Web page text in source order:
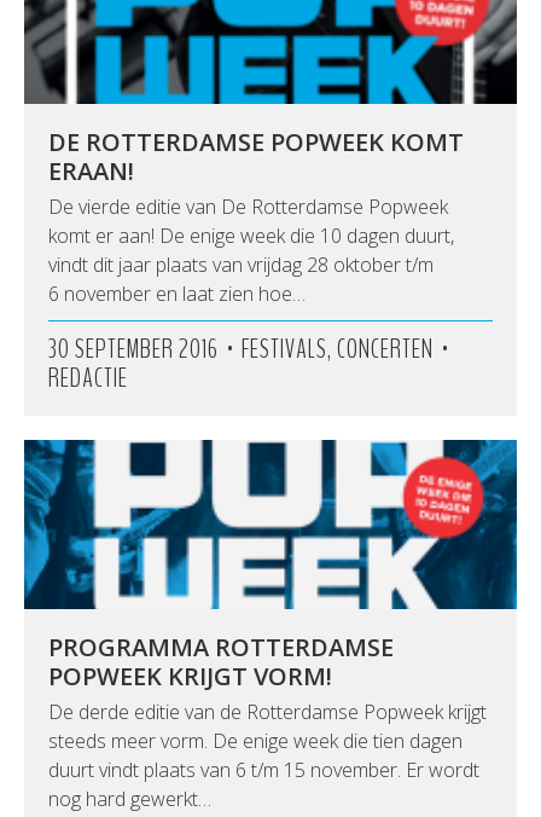
DE ROTTERDAMSE POPWEEK KOMT
ERAAN!
De vierde editie van De Rotterdamse Popweek
komt er aan! De enige week die 10 dagen duurt,
vindt dit jaar plaats van vrijdag 28 oktober t/m
6 november en laat zien hoe…
30 SEPTEMBER 2016 • FESTIVALS, CONCERTEN •
REDACTIE
PROGRAMMA ROTTERDAMSE
POPWEEK KRIJGT VORM!
De derde editie van de Rotterdamse Popweek krijgt
steeds meer vorm. De enige week die tien dagen
duurt vindt plaats van 6 t/m 15 november. Er wordt
nog hard gewerkt…